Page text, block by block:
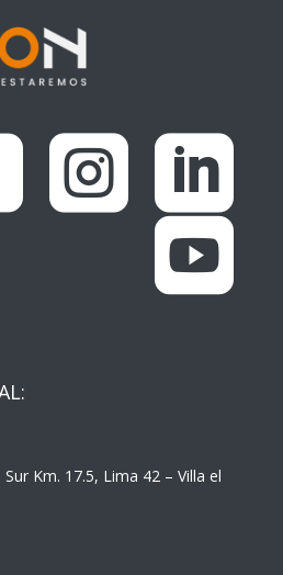
 

Km. 17.5, Lima 42 – Villa el